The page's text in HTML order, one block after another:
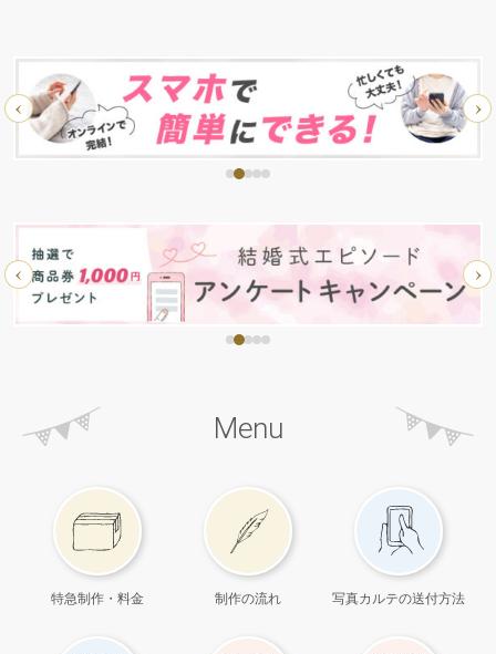
‹ ›
‹ ›
Menu
特急制作・料金 制作の流れ 写真カルテの送付方法